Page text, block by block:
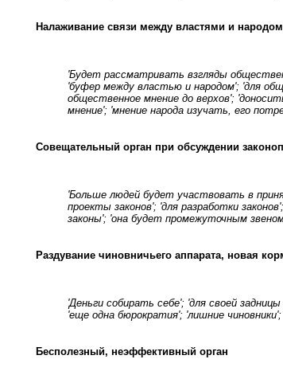
Налаживание связи между властями и народом
'Будет рассматривать взгляды
'буфер между властью и народом'; 'для
общественное мнение до верхов';
мнение'; 'мнение народа изучать, его
Совещательный орган при обсуждении
'Больше людей будет участвовать в
проекты законов'; 'для разработки
законы'; 'она будет промежуточным
Раздувание чиновничьего аппарата, новая
'Деньги собирать себе'; 'для своей
'еще одна бюрократия'; 'лишние
Бесполезный, неэффективный орган